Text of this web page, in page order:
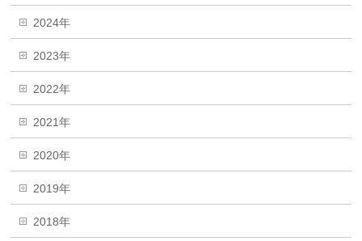
2024年
2023年
2022年
2021年
2020年
2019年
2018年